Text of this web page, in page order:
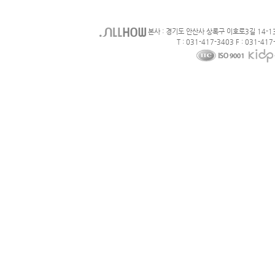
본사 : 경기도 안산사 상록구 이호로3길 14-
T : 031-417-3403 F : 031-